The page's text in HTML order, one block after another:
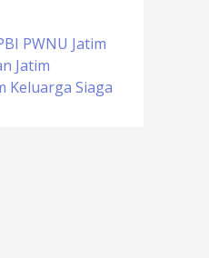
PWNU Jatim
Jatim
Keluarga Siaga